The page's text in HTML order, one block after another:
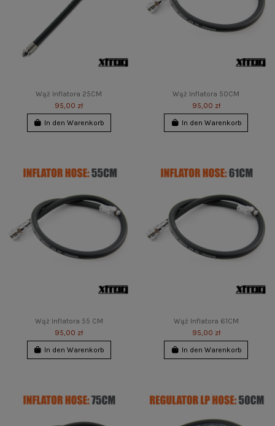
Wąż Inflatora 25CM
95,00 zł
In den Warenkorb
Wąż Inflatora 50CM
95,00 zł
In den Warenkorb
Wąż Inflatora 55 CM
95,00 zł
In den Warenkorb
Wąż Inflatora 61CM
95,00 zł
In den Warenkorb